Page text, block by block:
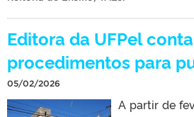
Editora da UFPel
procedimentos para
05/02/2026
A partir de